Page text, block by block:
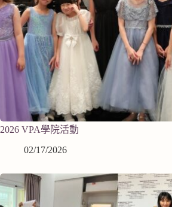
2026 VPA學院活動
02/17/2026